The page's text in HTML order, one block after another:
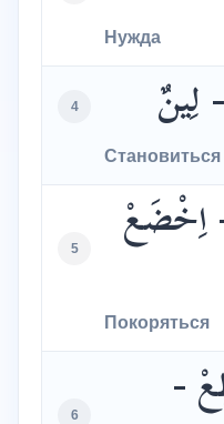
Нужда
4 لِينٌ
5
Покоряться
6 -